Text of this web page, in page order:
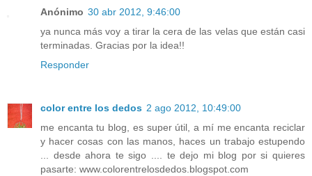
Anónimo 30 abr 2012, 9:46:00
ya nunca más voy a tirar la cera de las velas que están casi
terminadas. Gracias por la idea!!
Responder
color entre los dedos 2 ago 2012, 10:49:00
me encanta tu blog, es super útil, a mí me encanta reciclar
y hacer cosas con las manos, haces un trabajo estupendo
... desde ahora te sigo .... te dejo mi blog por si quieres
pasarte: www.colorentrelosdedos.blogspot.com